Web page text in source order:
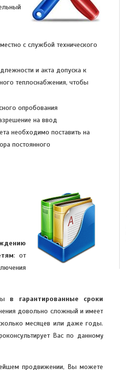
с службой технического
и акта допуска к
теплоснабжения, чтобы
опробования
на ввод
необходимо поставить на
постоянного
: от
в гарантированные сроки
довольно сложный и имеет
месяцев или даже годы.
Вас по данному
продвижении, Вы можете